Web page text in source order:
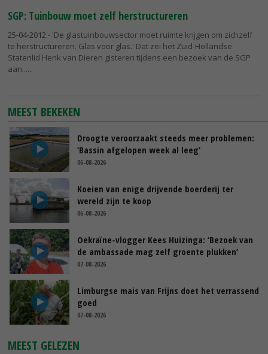
SGP: Tuinbouw moet zelf herstructureren
25-04-2012 - 'De glastuinbouwsector moet ruimte krijgen om zichzelf
te herstructureren. Glas voor glas.' Dat zei het Zuid-Hollandse
Statenlid Henk van Dieren gisteren tijdens een bezoek van de SGP
aan...
MEEST BEKEKEN
Droogte veroorzaakt steeds meer problemen:
‘Bassin afgelopen week al leeg’
06-08-2026
Koeien van enige drijvende boerderij ter
wereld zijn te koop
06-08-2026
Oekraïne-vlogger Kees Huizinga: ‘Bezoek van
de ambassade mag zelf groente plukken’
07-08-2026
Limburgse mais van Frijns doet het verrassend
goed
07-08-2026
MEEST GELEZEN